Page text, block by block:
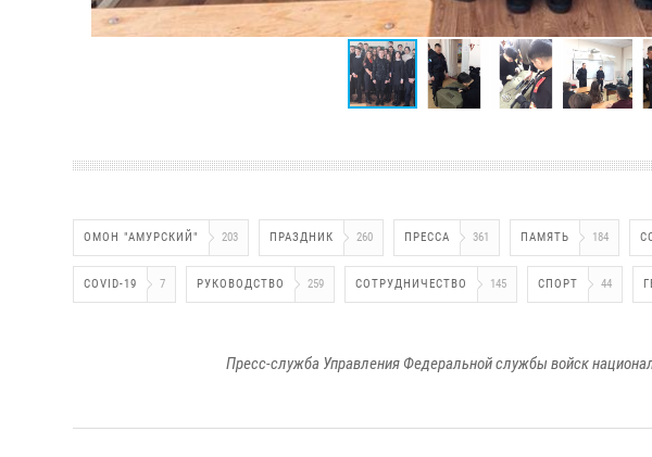
ОМОН "АМУРСКИЙ" 203 ПРАЗДНИК 260 ПРЕССА 361 ПАМЯТЬ 184
COVID-19 7 РУКОВОДСТВО 259 СОТРУДНИЧЕСТВО 145 СПОРТ 44
Пресс-служба Управления Федеральной службы войск